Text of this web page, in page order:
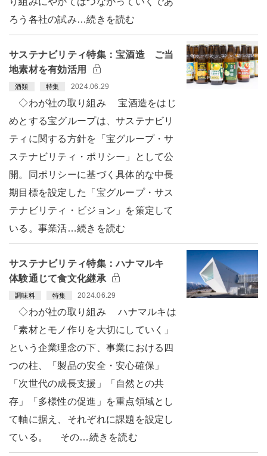
ろう各社の試み…続きを読む
サステナビリティ特集：宝酒造 ご当
地素材を有効活用
酒類 特集 2024.06.29
◇わが社の取り組み 宝酒造をはじ
めとする宝グループは、サステナビリ
ティに関する方針を「宝グループ・サ
ステナビリティ・ポリシー」として公
開。同ポリシーに基づく具体的な中長
期目標を設定した「宝グループ・サス
テナビリティ・ビジョン」を策定して
いる。事業活…続きを読む
サステナビリティ特集：ハナマルキ
体験通じて食文化継承
調味料 特集 2024.06.29
◇わが社の取り組み ハナマルキは
「素材とモノ作りを大切にしていく」
という企業理念の下、事業における四
つの柱、「製品の安全・安心確保」
「次世代の成長支援」「自然との共
存」「多様性の促進」を重点領域とし
て軸に据え、それぞれに課題を設定し
ている。 その…続きを読む